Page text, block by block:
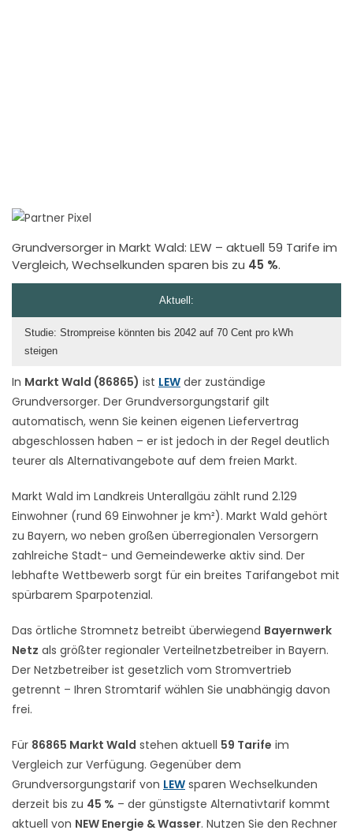
Grundversorger in Markt Wald: LEW – aktuell 59 Tarife im
Vergleich, Wechselkunden sparen bis zu 45 %.
In Markt Wald (86865) ist LEW der zuständige
Grundversorger. Der Grundversorgungstarif gilt
automatisch, wenn Sie keinen eigenen Liefervertrag
abgeschlossen haben – er ist jedoch in der Regel deutlich
teurer als Alternativangebote auf dem freien Markt.
Markt Wald im Landkreis Unterallgäu zählt rund 2.129
Einwohner (rund 69 Einwohner je km²). Markt Wald gehört
zu Bayern, wo neben großen überregionalen Versorgern
zahlreiche Stadt- und Gemeindewerke aktiv sind. Der
lebhafte Wettbewerb sorgt für ein breites Tarifangebot mit
spürbarem Sparpotenzial.
Das örtliche Stromnetz betreibt überwiegend Bayernwerk
Netz als größter regionaler Verteilnetzbetreiber in Bayern.
Der Netzbetreiber ist gesetzlich vom Stromvertrieb
getrennt – Ihren Stromtarif wählen Sie unabhängig davon
frei.
Für 86865 Markt Wald stehen aktuell 59 Tarife im
Vergleich zur Verfügung. Gegenüber dem
Grundversorgungstarif von LEW sparen Wechselkunden
derzeit bis zu 45 % – der günstigste Alternativtarif kommt
aktuell von NEW Energie & Wasser. Nutzen Sie den Rechner
Aktuell:
Studie: Strompreise könnten bis 2042 auf 70 Cent pro kWh
steigen